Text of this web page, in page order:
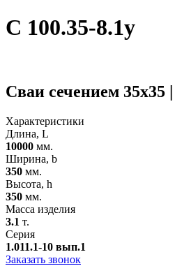
С 100.35-8.1у
Сваи сечением 35х35
Характеристики
Длина, L
10000 мм.
Ширина, b
350 мм.
Высота, h
350 мм.
Масса изделия
3.1 т.
Серия
1.011.1-10 вып.1
Заказать звонок